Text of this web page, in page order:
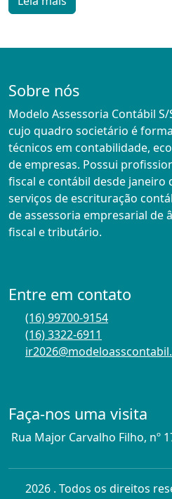
Sobre nós
Modelo Assessoria Contábil
cujo quadro societário é
técnicos em contabilidade,
de empresas. Possui
fiscal e contábil desde janeiro
serviços de escrituração
de assessoria empresarial de
fiscal e tributário.
Entre em contato
(16) 99700-9154
(16) 3322-6911
Faça-nos uma visita
Rua Major Carvalho Filho, nº
2026 . Todos os direitos